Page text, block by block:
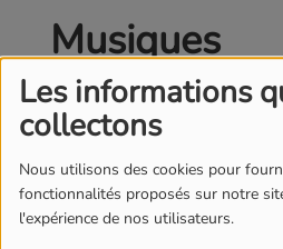
Les informations
collectons
Nous utilisons des cookies pour
fonctionnalités proposés sur notre
l'expérience de nos utilisateurs.
Musiques